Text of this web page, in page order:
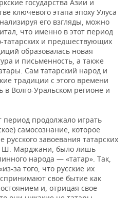
государства Азии и
ключевого этапа эпоху Улуса
его взгляды, можно
что именно в этот период
татарских и предшествующих
образовалась новая
и письменность, а также
Сам татарский народ и
традиции с этого времени
Волго-Уральском регионе и
период продолжало играть
самосознание, которое
русского завоевания татарских
Ш. Марджани, было лишь
народа — «татар». Так,
за того, что русские их
свое бытие как
и, отрицая свое